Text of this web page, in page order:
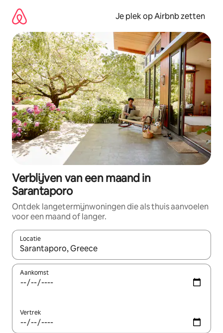
direct
naar
inhoud
Je plek op Airbnb zetten
Verblijven van een maand in
Sarantaporo
Ontdek langetermijnwoningen die als thuis aanvoelen
voor een maand of langer.
Locatie
Wanneer er resultaten beschikbaar zijn, maak je een keuze
Aankomst
Vertrek